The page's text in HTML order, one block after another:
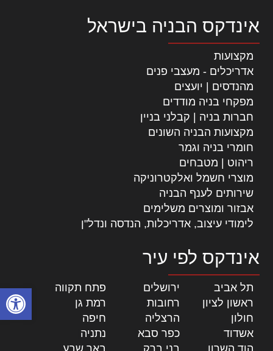
פתח
אינדקס הבניה בישראל
מקצועות
אדריכלים - מעצבי פנים
מהנדסים | יועצים
מפקחי בניה מודדים
חברות בניה | קבלני בניין
מקצועות הבניה השונים
חומרי בניה וגמר
ריהוט | מטבחים
מוצרי חשמל ואלקטרוניקה
שירותים לענף הבניה
אבזור ומוצרים משלימים
לימודי עיצוב, אדריכלות, הנדסה ונדל"ן
אינדקס לפי עיר
תל אביב ירושלים פתח תקווה
ראשון לציון
רחובות רמת גן
חולון
הרצליה חיפה
אשדוד
כפר סבא נתניה
הוד השרון
בני ברק באר שבע